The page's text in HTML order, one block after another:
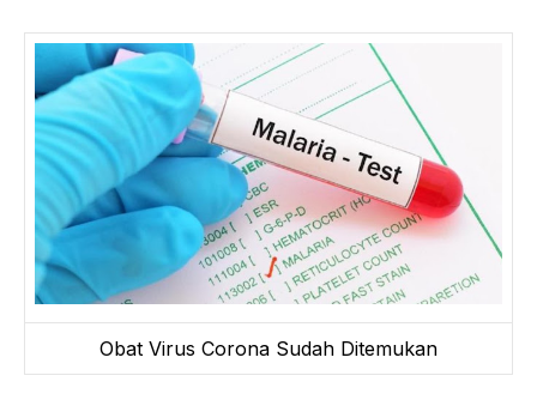
Obat Virus Corona Sudah Ditemukan